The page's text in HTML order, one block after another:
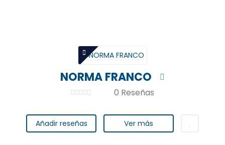
NORMA FRANCO
0 Reseñas
Añadir reseñas Ver más